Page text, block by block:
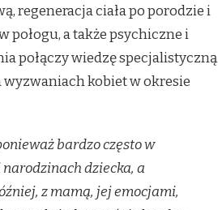
regeneracja ciała po porodzie i
połogu, a także psychiczne i
połączy wiedzę specjalistyczną
kobiet w okresie
bardzo często w
dziecka, a
z mamą, jej emocjami,